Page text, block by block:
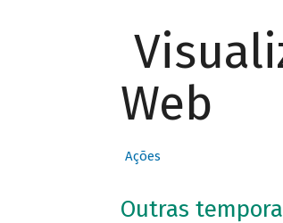
Web
Ações
Outras